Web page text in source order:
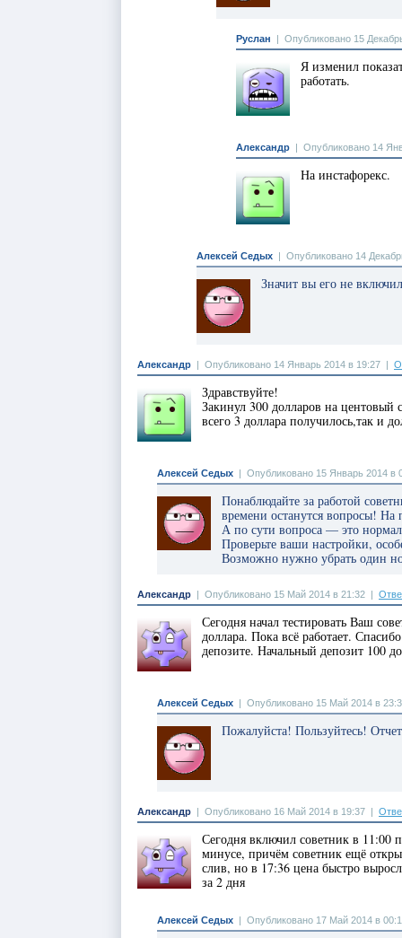
Руслан | Опубликовано 15
Я изменил
работать.
Александр | Опубликовано 14
На инстафорекс.
Алексей Седых | Опубликовано 14
Значит вы его не
Александр | Опубликовано 14 Январь 2014 в 19:27 |
Здравствуйте!
Закинул 300 долларов на центовый
всего 3 доллара получилось,так и
Алексей Седых | Опубликовано 15 Январь 2014 в
Понаблюдайте за работой
времени останутся вопросы! На
А по сути вопроса — это
Проверьте ваши настройки,
Возможно нужно убрать один
Александр | Опубликовано 15 Май 2014 в 21:32 |
Сегодня начал тестировать Ваш
доллара. Пока всё работает.
депозите. Начальный депозит 100
Алексей Седых | Опубликовано 15 Май 2014 в
Пожалуйста! Пользуйтесь!
Александр | Опубликовано 16 Май 2014 в 19:37 |
Сегодня включил советник в
минусе, причём советник ещё
слив, но в 17:36 цена быстро
за 2 дня
Алексей Седых | Опубликовано 17 Май 2014 в